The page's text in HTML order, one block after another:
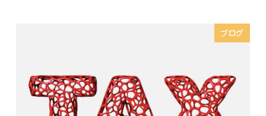
ブログ